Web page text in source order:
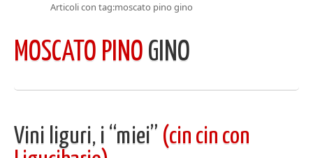
Articoli con tag:moscato pino gino
MOSCATO PINO GINO
Vini liguri, i “miei” (cin cin con